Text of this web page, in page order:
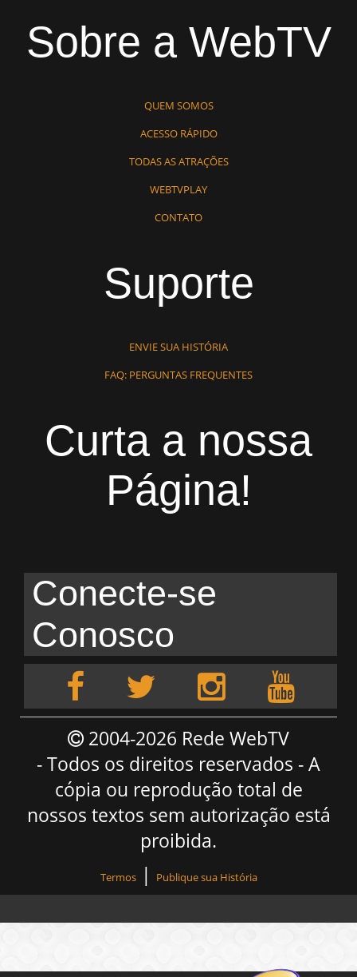
Sobre a WebTV
QUEM SOMOS
ACESSO RÁPIDO
TODAS AS ATRAÇÕES
WEBTVPLAY
CONTATO
Suporte
ENVIE SUA HISTÓRIA
FAQ: PERGUNTAS FREQUENTES
Curta a nossa
Página!
Conecte-se
Conosco
2004-2026 Rede WebTV
- Todos os direitos reservados - A
cópia ou reprodução total de
nossos textos sem autorização está
proibida.
Termos| Publique sua História